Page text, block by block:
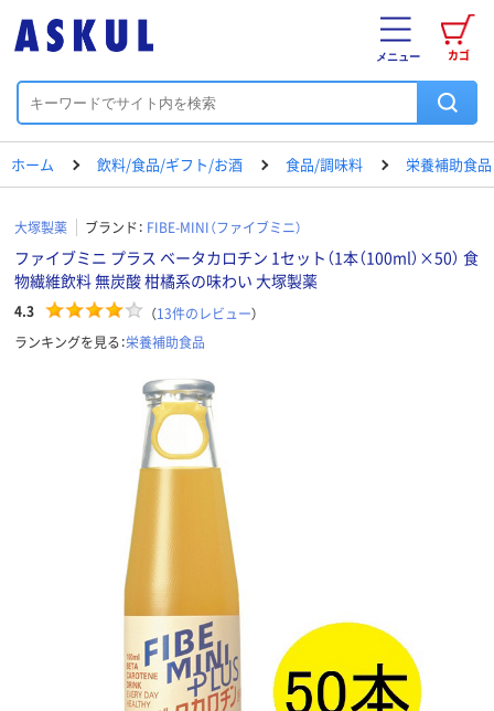
カゴ
メニュー
ホーム 飲料/食品/ギフト/お酒 食品/調味料 栄養補助食品
大塚製薬 ブランド： FIBE-MINI（ファイブミニ）
ファイブミニ プラス ベータカロチン 1セット（1本（100ml）×50） 食
物繊維飲料 無炭酸 柑橘系の味わい 大塚製薬
4.3 （13件のレビュー）
ランキングを見る：栄養補助食品